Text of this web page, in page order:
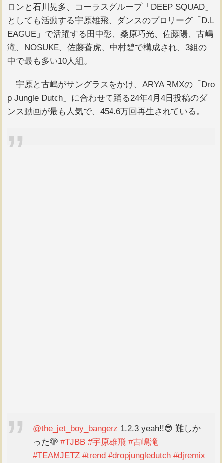
ロンと石川晃多、コーラスグループ「DEEP SQUAD」
としても活動する宇原雄飛、ダンスのプロリーグ「D.L
EAGUE」で活躍する田中彰、桑原巧光、佐藤陽、古嶋
滝、NOSUKE、佐藤蒼虎、中村碧で構成され、3組の
中で最も多い10人組。
宇原と古嶋がサングラスをかけ、ARYA RMXの「Dro
p Jungle Dutch」に合わせて踊る24年4月4日投稿のダ
ンス動画が最も人気で、454.6万回再生されている。
@the_jet_boy_bangerz 1.2.3 yeah!!😎 難しか
った🫣 #TJBB #宇原雄飛 #古嶋滝
#TEAMJETZ #trend #dropjungledutch #djremix